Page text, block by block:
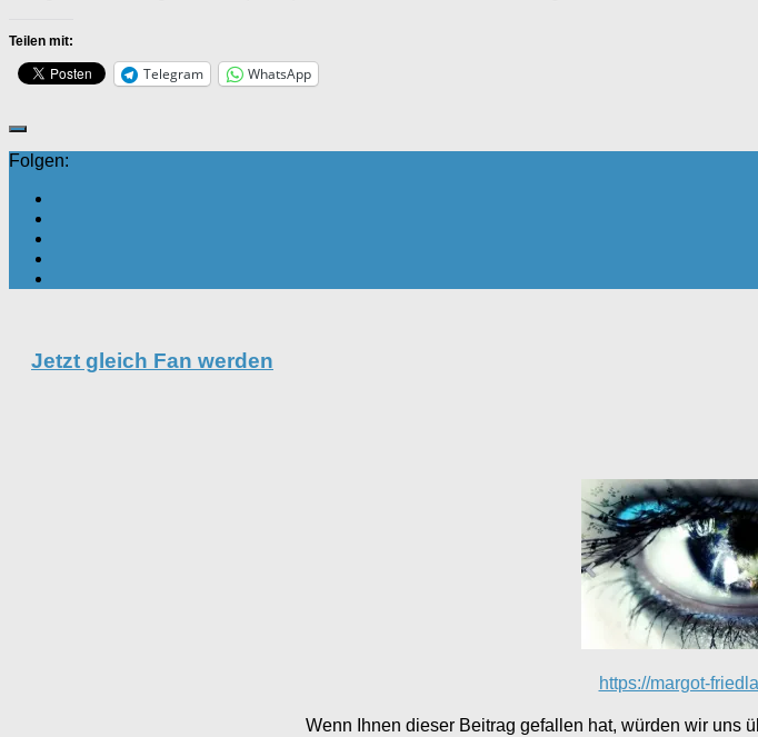
Teilen mit:
Telegram WhatsApp
Folgen:
Jetzt gleich Fan werden
https://margot-
Wenn Ihnen dieser Beitrag gefallen hat, würden wir uns